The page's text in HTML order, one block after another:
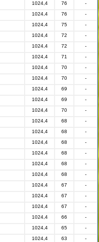
1024,4 76
-
1024,4 76
-
1024,4 75
-
1024,4 72
-
1024,4 72
-
1024,4 71
-
1024,4 70
-
1024,4 70
-
1024,4 69
-
1024,4 69
-
1024,4 70
-
1024,4 68
-
1024,4 68
-
1024,4 68
-
1024,4 68
-
1024,4 68
-
1024,4 68
-
1024,4 67
-
1024,4 67
-
1024,4 67
-
1024,4 66
-
1024,4 65
-
1024,4 63
-